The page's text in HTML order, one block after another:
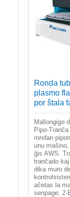
Ronda
plasmo
por ŝtala
Mallongigo
Pipo-
rondan
unu
ĝis AWS.
tranĉado
dika muro
aĉetas la
senpage; 2-